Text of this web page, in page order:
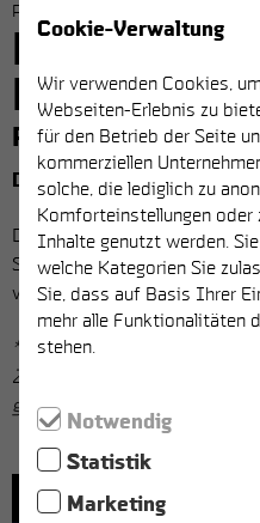
PARTY | PARTY
KLUB
ROYAL GOES
Das Royal tanzt ins Werkk!
Die berühmt berüchtigte
Sommer unseren Klinkerhof
wird ein Fest!
* Dieser Anlass ist eine
Zeige beim Einlass deinen
genesen - geimpft) und
Cookie-Verwaltung
Wir verwenden Cookies,
Webseiten-Erlebnis zu
für den Betrieb der Seite
kommerziellen
solche, die lediglich zu
Komforteinstellungen oder
Inhalte genutzt werden.
welche Kategorien Sie
Sie, dass auf Basis Ihrer
mehr alle Funktionalitäten
stehen.
Notwendig
Statistik
Marketing